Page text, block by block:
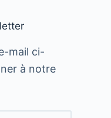
mail ci-
à notre